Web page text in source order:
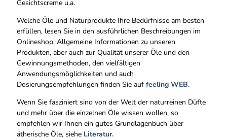
Gesichtscreme u.a.
Welche Öle und Naturprodukte Ihre Bedürfnisse am besten
erfüllen, lesen Sie in den ausführlichen Beschreibungen im
Onlineshop. Allgemeine Informationen zu unseren
Produkten, aber auch zur Qualität unserer Öle und den
Gewinnungsmethoden, den vielfältigen
Anwendungsmöglichkeiten und auch
Dosierungsempfehlungen finden Sie auf feeling WEB.
Wenn Sie fasziniert sind von der Welt der naturreinen Düfte
und mehr über die einzelnen Öle wissen wollen, so
empfehlen wir Ihnen ein gutes Grundlagenbuch über
ätherische Öle, siehe Literatur.